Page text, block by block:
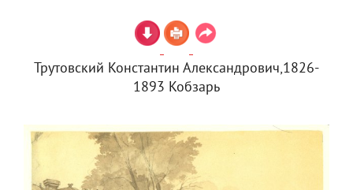
Трутовский Константин Александрович,1826-
1893 Кобзарь